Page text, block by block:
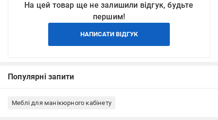
На цей товар ще не залишили відгук, будьте
першим!
НАПИСАТИ ВІДГУК
Популярні запити
Меблі для манікюрного кабінету